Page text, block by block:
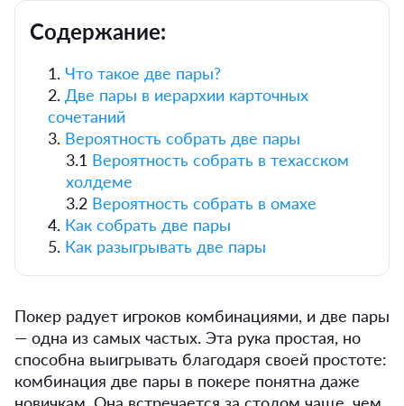
Содержание:
1. Что такое две пары?
2. Две пары в иерархии карточных
сочетаний
3. Вероятность собрать две пары
3.1 Вероятность собрать в техасском
холдеме
3.2 Вероятность собрать в омахе
4. Как собрать две пары
5. Как разыгрывать две пары
Покер радует игроков комбинациями, и две пары
— одна из самых частых. Эта рука простая, но
способна выигрывать благодаря своей простоте:
комбинация две пары в покере понятна даже